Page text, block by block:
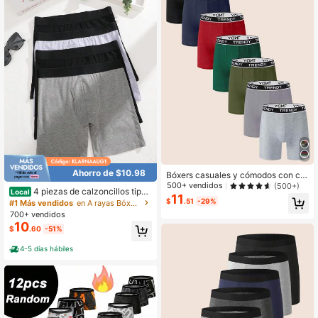
Ahorro de $10.98
Local 4 piezas de calzoncillos tipo
bóxer de algodón para hombre, ropa
interior transpirable con abertura, ta
lla S-XXXL
#1 Más vendidos
en A rayas Bóxers para hombre
700+ vendidos
$10.60 -51%
4-5 días hábiles
Bóxers casuales y cómodos con cin
tura con estampado de letras para h
ombres
500+ vendidos (500+)
$11 .51 -29%